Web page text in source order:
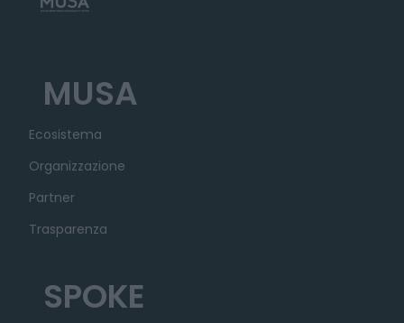
MUSA
Ecosistema
Organizzazione
Partner
Trasparenza
SPOKE